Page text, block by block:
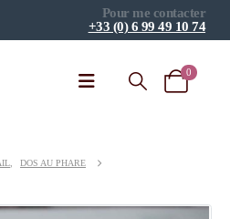
Pour me contacter
+33 (0) 6 99 49 10 74
0
DOS AU PHARE